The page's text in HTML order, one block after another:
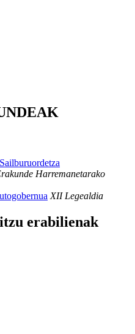
Harremanetarako
XII Legealdia
erabilienak